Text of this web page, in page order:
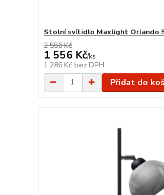
Stolní svítidlo Maxlight Orlando
2 556 Kč
1 556 Kč/ks
1 286 Kč bez DPH
Přidat do